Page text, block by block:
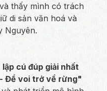
thấy mình có trách
di sản văn hoá và
Nguyên.
cú đúp giải nhất
Để voi trở về rừng"